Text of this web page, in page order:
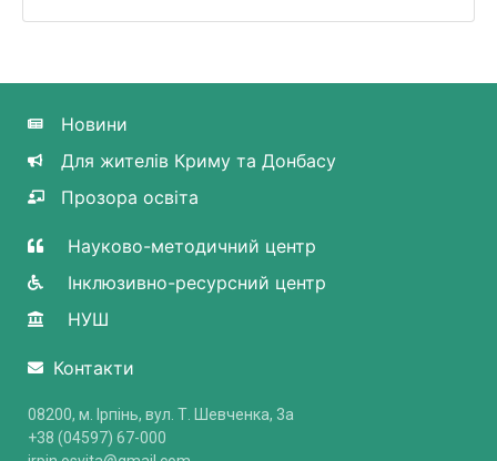
Новини
Для жителів Криму та Донбасу
Прозора освіта
Науково-методичний центр
Інклюзивно-ресурсний центр
НУШ
Контакти
08200, м. Ірпінь, вул. Т. Шевченка, 3a
+38 (04597) 67-000